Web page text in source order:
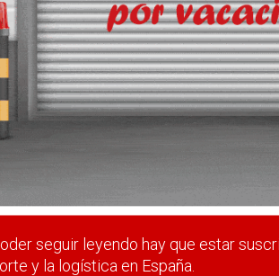
de carácter más bien administrativo,
que estar suscrito a Transporte XXI,
Nombre de usuario
seguir leyendo hay que estar
y la logística en España.